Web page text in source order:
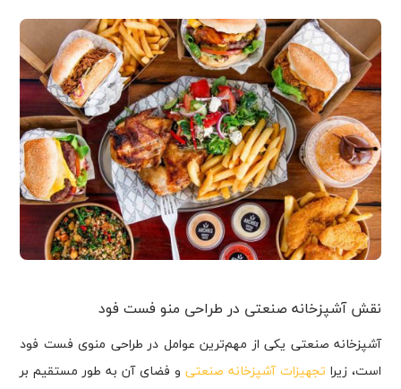
نقش آشپزخانه صنعتی در طراحی منو فست فود
آشپزخانه صنعتی یکی از مهم‌ترین عوامل در طراحی منوی فست فود
است، زیرا تجهیزات آشپزخانه صنعتی و فضای آن به طور مستقیم بر